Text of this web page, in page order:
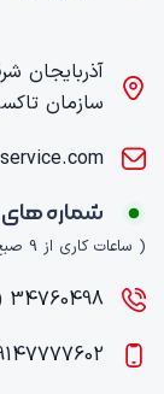
آذربایجان
سازمان
شماره
( ساعات کاری از 9 صبح الی 21 )
34760498 (041)